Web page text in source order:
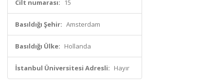
Cilt numarası: 15
Basıldığı Şehir: Amsterdam
Basıldığı Ülke: Hollanda
İstanbul Üniversitesi Adresli: Hayır